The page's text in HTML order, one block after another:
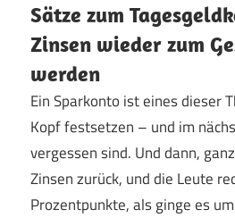
Sätze zum
Zinsen wieder zum
werden
Ein Sparkonto ist eines dieser
Kopf festsetzen – und im
vergessen sind. Und dann,
Zinsen zurück, und die Leute
Prozentpunkte, als ginge es